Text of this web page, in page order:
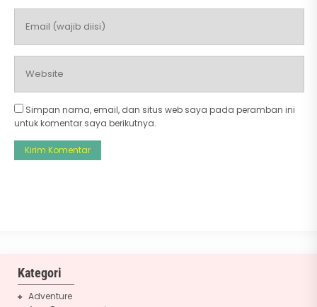
Simpan nama, email, dan situs web saya pada peramban ini
untuk komentar saya berikutnya.
Kategori
Adventure